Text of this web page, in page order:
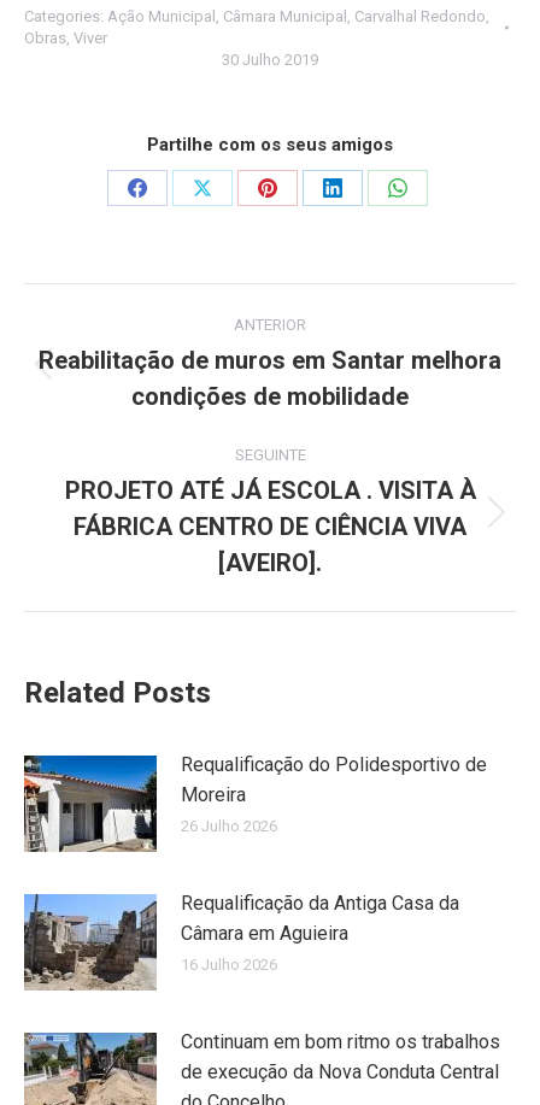
Categories: Ação Municipal Câmara Municipal Carvalhal Redondo
Obras Viver
30 Julho 2019
Partilhe com os seus amigos
Share
Share
Share
Share
Share
navigation
ANTERIOR
post:
Reabilitação de muros em Santar melhora
condições de mobilidade
SEGUINTE
Next
post:
PROJETO ATÉ JÁ ESCOLA . VISITA À
FÁBRICA CENTRO DE CIÊNCIA VIVA
[AVEIRO].
Related Posts
Requalificação do Polidesportivo de
Moreira
26 Julho 2026
Requalificação da Antiga Casa da
Câmara em Aguieira
16 Julho 2026
Continuam em bom ritmo os trabalhos
de execução da Nova Conduta Central